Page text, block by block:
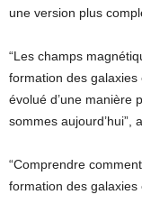
une version plus
“Les champs
formation des galaxies
évolué d’une manière
sommes aujourd’hui”,
“Comprendre
formation des galaxies